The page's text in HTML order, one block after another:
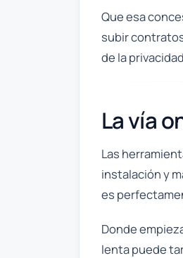
Que esa
subir
de la
La vía
Las
instalación y
es
Donde
lenta puede